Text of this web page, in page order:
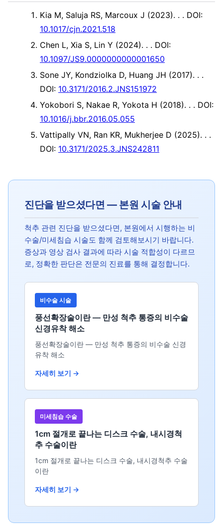
Kia M, Saluja RS, Marcoux J (2023). . . DOI:
10.1017/cjn.2021.518
Chen L, Xia S, Lin Y (2024). . . DOI:
10.1097/JS9.0000000000001650
Sone JY, Kondziolka D, Huang JH (2017). . .
DOI: 10.3171/2016.2.JNS151972
Yokobori S, Nakae R, Yokota H (2018). . . DOI:
10.1016/j.bbr.2016.05.055
Vattipally VN, Ran KR, Mukherjee D (2025). . .
DOI: 10.3171/2025.3.JNS242811
진단을 받으셨다면 — 본원 시술 안내
척추 관련 진단을 받으셨다면, 본원에서 시행하는 비
수술/미세침습 시술도 함께 검토해보시기 바랍니다.
증상과 영상 검사 결과에 따라 시술 적합성이 다르므
로, 정확한 판단은 전문의 진료를 통해 결정합니다.
비수술 시술
풍선확장술이란 — 만성 척추 통증의 비수술
신경유착 해소
풍선확장술이란 — 만성 척추 통증의 비수술 신경
유착 해소
자세히 보기 →
미세침습 수술
1cm 절개로 끝나는 디스크 수술, 내시경척
추 수술이란
1cm 절개로 끝나는 디스크 수술, 내시경척추 수술
이란
자세히 보기 →